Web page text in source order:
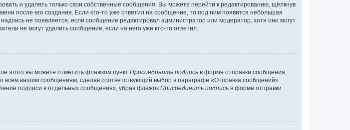
и удалять только свои собственные сообщения. Вы можете перейти к редактированию, щёлкнув
после его создания. Если кто-то уже ответил на сообщение, то под ним появится небольшая
не появляется, если сообщение редактировал администратор или модератор, хотя они могут
не могут удалить сообщение, если на него уже кто-то ответил.
этого вы можете отметить флажком пункт Присоединить подпись в форме отправки сообщения,
вашим сообщениям, сделав соответствующий выбор в параграфе «Отправка сообщений»
подписи в отдельных сообщениях, убрав флажок Присоединить подпись в форме отправки